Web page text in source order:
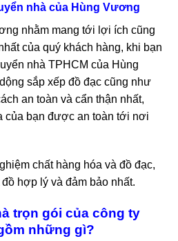
nhà của Hùng Vương
nhằm mang tới lợi ích cũng
của quý khách hàng, khi bạn
nhà TPHCM của Hùng
sắp xếp đồ đạc cũng như
an toàn và cẩn thận nhất,
của bạn được an toàn tới nơi
chất hàng hóa và đồ đạc,
hợp lý và đảm bảo nhất.
trọn gói của công ty
những gì?